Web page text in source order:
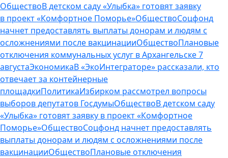
ОбществоВ детском саду «Улыбка» готовят заявку
в проект «Комфортное Поморье»ОбществоСоцфонд
начнет предоставлять выплаты донорам и людям с
осложнениями после вакцинацииОбществоПлановые
отключения коммунальных услуг в Архангельске 7
августаЭкономикаВ «ЭкоИнтеграторе» рассказали, кто
отвечает за контейнерные
площадкиПолитикаИзбирком рассмотрел вопросы
выборов депутатов ГосдумыОбществоВ детском саду
«Улыбка» готовят заявку в проект «Комфортное
Поморье»ОбществоСоцфонд начнет предоставлять
выплаты донорам и людям с осложнениями после
вакцинацииОбществоПлановые отключения